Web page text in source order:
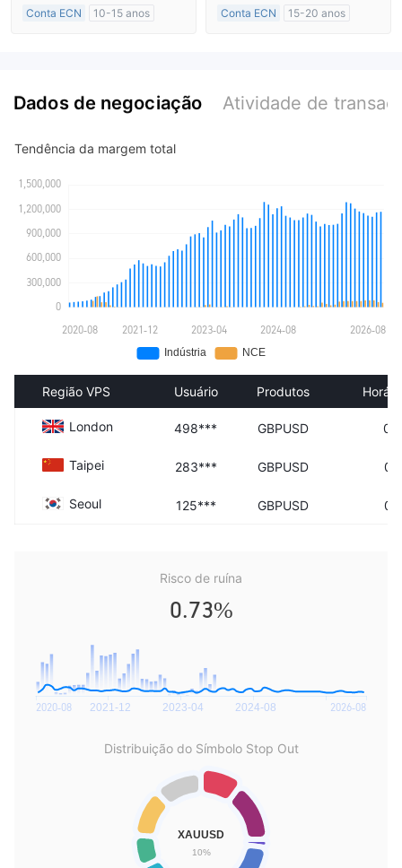
Conta ECN
10-15 anos
Conta ECN
15-20 anos
Dados de negociação Atividade de
Tendência da margem total
Região VPS Usuário Produtos
London 498*** GBPUSD
Taipei 283*** GBPUSD
Seoul 125*** GBPUSD
Risco de ruína
0.73%
Distribuição do Símbolo Stop Out